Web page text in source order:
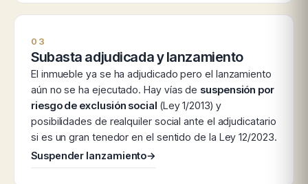
03
Subasta adjudicada y lanzamiento
El inmueble ya se ha adjudicado pero el lanzamiento
aún no se ha ejecutado. Hay vías de suspensión por
riesgo de exclusión social (Ley 1/2013) y
posibilidades de realquiler social ante el adjudicatario
si es un gran tenedor en el sentido de la Ley 12/2023.
Suspender lanzamiento→